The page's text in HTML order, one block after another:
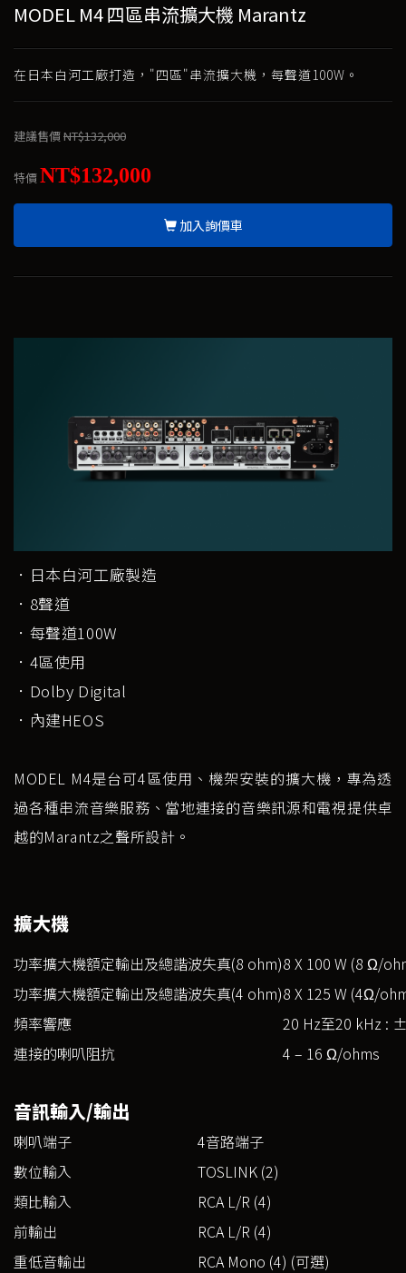
MODEL M4 四區串流擴大機 Marantz
在日本白河工廠打造，"四區"串流擴大機，每聲道100W。
建議售價NT$132,000
特價NT$132,000
加入詢價車
．日本白河工廠製造
．8聲道
．每聲道100W
．4區使用
．Dolby Digital
．內建HEOS
MODEL M4是台可4區使用、機架安裝的擴大機，專為透
過各種串流音樂服務、當地連接的音樂訊源和電視提供卓
越的Marantz之聲所設計。
擴大機
功率擴大機額定輸出及總諧波失真(8 ohm)8 X 100 W (8 Ω/
功率擴大機額定輸出及總諧波失真(4 ohm)8 X 125 W (4Ω/
頻率響應
20 Hz至20 kHz :
連接的喇叭阻抗
4 – 16 Ω/ohms
音訊輸入/輸出
喇叭端子
4音路端子
數位輸入
TOSLINK (2)
類比輸入
RCA L/R (4)
前輸出
RCA L/R (4)
重低音輸出
RCA Mono (4) (可選)